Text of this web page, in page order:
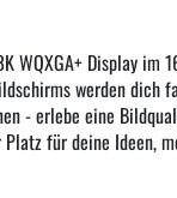
Display
werden
- erlebe eine
für deine Ideen,